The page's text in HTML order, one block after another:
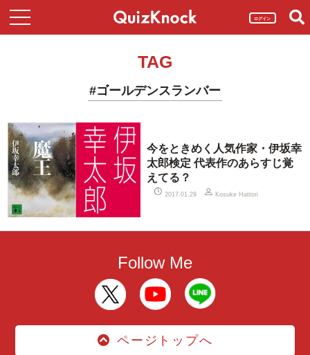
ログイン
TAG
#ゴールデンスランバー
今をときめく人気作家・伊坂幸
太郎検定 代表作のあらすじ覚
えてる？
2017.01.29 Kosuke Hattori
Follow Me
ページトップへ